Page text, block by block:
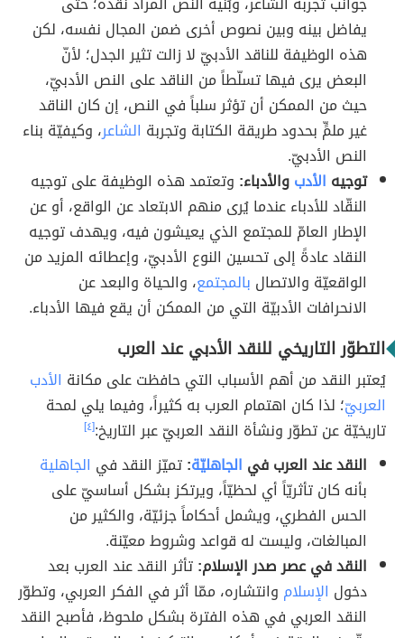
يفاضل بينه وبين نصوص أخرى ضمن المجال نفسه، لكن
هذه الوظيفة للناقد الأدبيّ لا زالت تثير الجدل؛ لأنّ
البعض يرى فيها تسلّطاً من الناقد على النص الأدبيّ،
حيث من الممكن أن تؤثر سلباً في النص، إن كان الناقد
غير ملمٍّ بحدود طريقة الكتابة وتجربة الشاعر، وكيفيّة بناء
النص الأدبيّ.
توجيه الأدبوالأدباء: وتعتمد هذه الوظيفة على توجيه
النقّاد للأدباء عندما يُرى منهم الابتعاد عن الواقع، أو عن
الإطار العامّ للمجتمع الذي يعيشون فيه، ويهدف توجيه
النقاد عادةً إلى تحسين النوع الأدبيّ، وإعطائه المزيد من
الواقعيّة والاتصال بالمجتمع، والحياة والبعد عن
الانحرافات الأدبيّة التي من الممكن أن يقع فيها الأدباء.
التطوّر التاريخي للنقد الأدبي عند العرب
يُعتبر النقد من أهم الأسباب التي حافظت على مكانة الأدب
العربيّ؛ لذا كان اهتمام العرب به كثيراً، وفيما يلي لمحة
تاريخيّة عن تطوّر ونشأة النقد العربيّ عبر التاريخ:[٤]
النقد عند العرب في الجاهليّة:تميّز النقد في الجاهلية
بأنه كان تأثريّاً أي لحظيّاً، ويرتكز بشكل أساسيّ على
الحس الفطري، ويشمل أحكاماً جزئيّة، والكثير من
المبالغات، وليست له قواعد وشروط معيّنة.
النقد في عصر صدر الإسلام:تأثر النقد عند العرب بعد
دخول الإسلام وانتشاره، ممّا أثر في الفكر العربي، وتطوّر
النقد العربي في هذه الفترة بشكل ملحوظ، فأصبح النقد